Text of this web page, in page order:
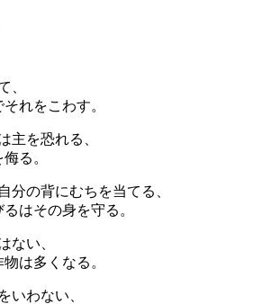
、
れをこわす。
主を恐れる、
る。
分の背にむちを当てる、
はその身を守る。
ない、
は多くなる。
いわない、